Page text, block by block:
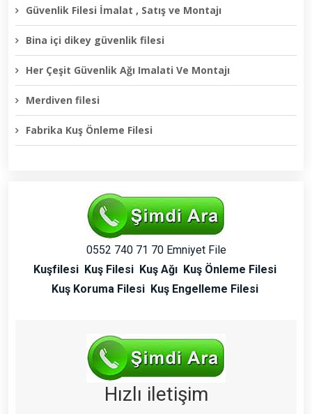
Güvenlik Filesi İmalat , Satış ve Montajı
Bina içi dikey güvenlik filesi
Her Çeşit Güvenlik Ağı Imalati Ve Montajı
Merdiven filesi
Fabrika Kuş Önleme Filesi
0552 740 71 70 Emniyet File
Kuşfilesi Kuş Filesi Kuş Ağı Kuş Önleme Filesi
Kuş Koruma Filesi Kuş Engelleme Filesi
Hızlı iletişim